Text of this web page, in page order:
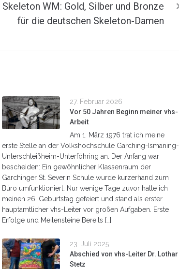
Skeleton WM: Gold, Silber und Bronze
für die deutschen Skeleton-Damen
27. Februar 2026
Vor 50 Jahren Beginn meiner vhs-
Arbeit
Am 1. März 1976 trat ich meine
erste Stelle an der Volkshochschule Garching-Ismaning-
Unterschleißheim-Unterföhring an. Der Anfang war
bescheiden: Ein gewöhnlicher Klassenraum der
Garchinger St. Severin Schule wurde kurzerhand zum
Büro umfunktioniert. Nur wenige Tage zuvor hatte ich
meinen 26. Geburtstag gefeiert und stand als erster
hauptamtlicher vhs-Leiter vor großen Aufgaben. Erste
Erfolge und Meilensteine Bereits […]
23. Juli 2025
Abschied von vhs-Leiter Dr. Lothar
Stetz